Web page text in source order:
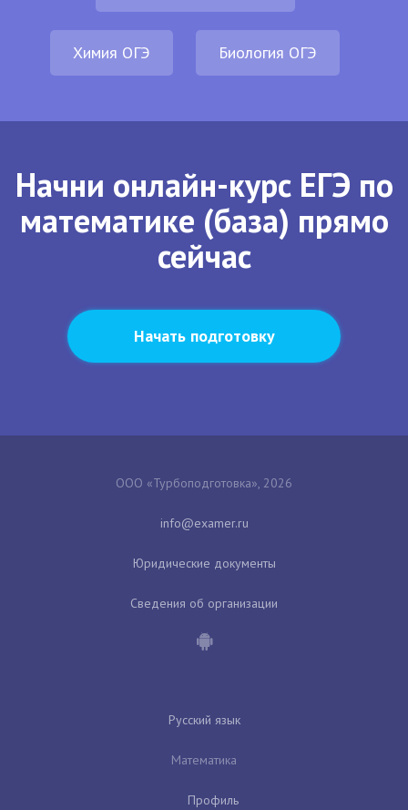
Химия ОГЭ Биология ОГЭ
Начни онлайн-курс ЕГЭ по
математике (база) прямо
сейчас
Начать подготовку
ООО «Турбоподготовка», 2026
Юридические документы
Сведения об организации
Русский язык
Математика
Профиль